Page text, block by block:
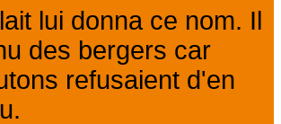
lui donna ce nom. Il
des bergers car
refusaient d'en